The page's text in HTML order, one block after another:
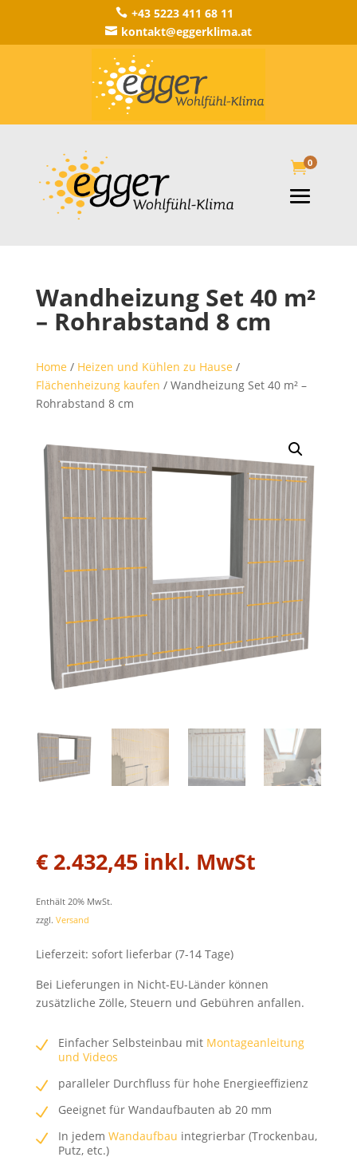
 +43 5223 411 68 11
 kontakt@eggerklima.at
0
Wandheizung Set 40 m²
– Rohrabstand 8 cm
Home / Heizen und Kühlen zu Hause /
Flächenheizung kaufen / Wandheizung Set 40 m² –
Rohrabstand 8 cm
€2.432,45 inkl. MwSt
Enthält 20% MwSt.
zzgl. Versand
Lieferzeit: sofort lieferbar (7-14 Tage)
Bei Lieferungen in Nicht-EU-Länder können
zusätzliche Zölle, Steuern und Gebühren anfallen.
Einfacher Selbsteinbau mit Montageanleitung
und Videos
paralleler Durchfluss für hohe Energieeffizienz
Geeignet für Wandaufbauten ab 20 mm
In jedem Wandaufbau integrierbar (Trockenbau,
Putz, etc.)